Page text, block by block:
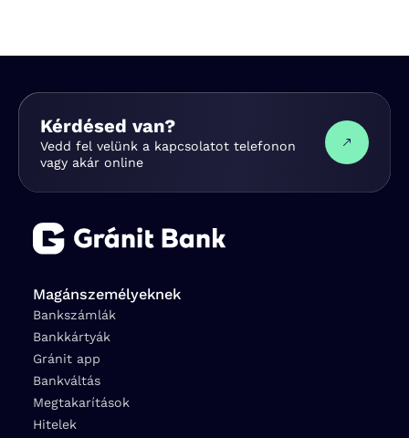
Kérdésed van?
Vedd fel velünk a kapcsolatot telefonon
vagy akár online
Magánszemélyeknek
Bankszámlák
Bankkártyák
Gránit app
Bankváltás
Megtakarítások
Hitelek